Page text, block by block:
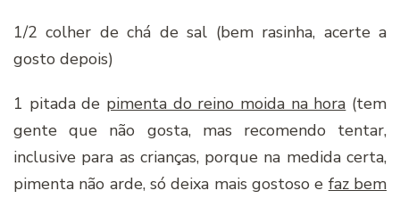
1/2 colher de chá de sal (bem rasinha, acerte a
gosto depois)
1 pitada de pimenta do reino moida na hora (tem
gente que não gosta, mas recomendo tentar,
inclusive para as crianças, porque na medida certa,
pimenta não arde, só deixa mais gostoso e faz bem